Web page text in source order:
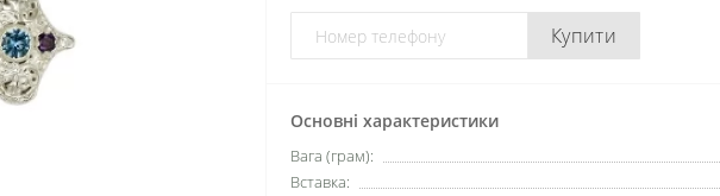
Купити
Основні характеристики
Вага (грам):
Вставка: